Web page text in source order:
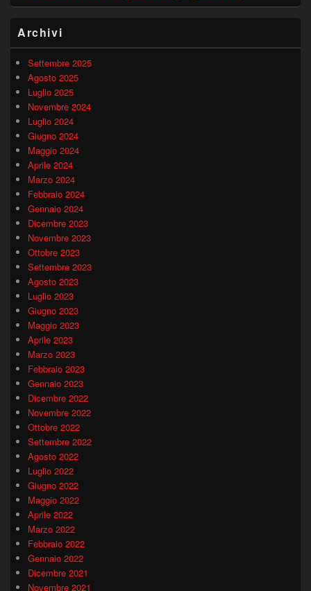
Archivi
Settembre 2025
Agosto 2025
Luglio 2025
Novembre 2024
Luglio 2024
Giugno 2024
Maggio 2024
Aprile 2024
Marzo 2024
Febbraio 2024
Gennaio 2024
Dicembre 2023
Novembre 2023
Ottobre 2023
Settembre 2023
Agosto 2023
Luglio 2023
Giugno 2023
Maggio 2023
Aprile 2023
Marzo 2023
Febbraio 2023
Gennaio 2023
Dicembre 2022
Novembre 2022
Ottobre 2022
Settembre 2022
Agosto 2022
Luglio 2022
Giugno 2022
Maggio 2022
Aprile 2022
Marzo 2022
Febbraio 2022
Gennaio 2022
Dicembre 2021
Novembre 2021